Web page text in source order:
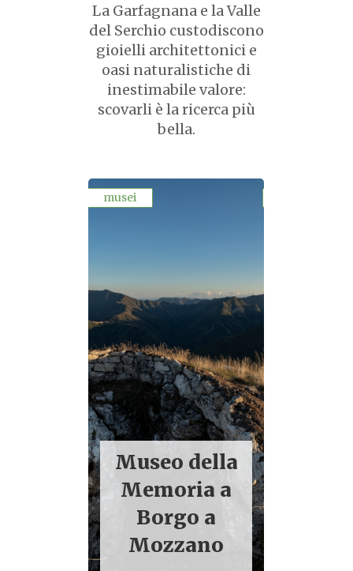
La Garfagnana e la Valle
del Serchio custodiscono
gioielli architettonici e
oasi naturalistiche di
inestimabile valore:
scovarli è la ricerca più
bella.
musei
Museo della
Memoria a
Borgo a
Mozzano